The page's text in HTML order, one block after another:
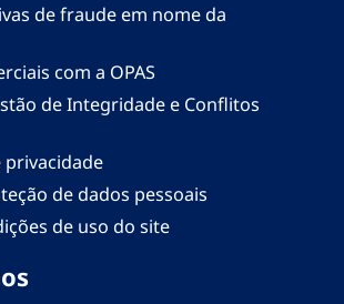
de fraude em nome da
com a OPAS
de Integridade e Conflitos
privacidade
de dados pessoais
de uso do site